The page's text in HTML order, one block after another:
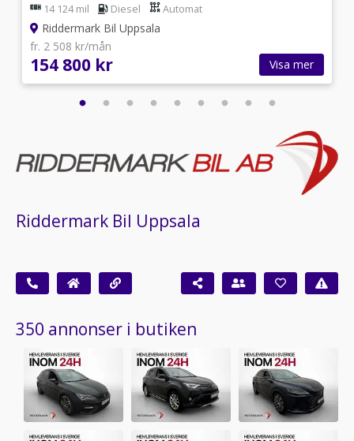
14 124 mil Diesel Automat
Riddermark Bil Uppsala
fr. 2 508 kr/mån
154 800 kr Visa mer
Riddermark Bil Uppsala
350 annonser i butiken